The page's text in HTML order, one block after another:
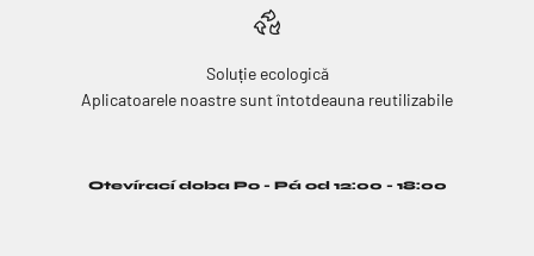
Soluție ecologică
Aplicatoarele noastre sunt întotdeauna reutilizabile
Otevírací doba Po - Pá od 12:00 - 18:00